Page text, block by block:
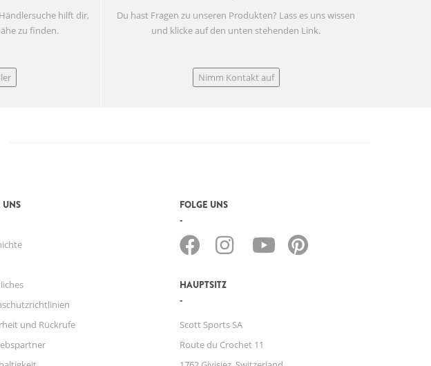
hilft dir,
zu finden.
Du hast Fragen zu unseren Produkten? Lass es uns wissen
und klicke auf den unten stehenden Link.
Nimm Kontakt auf
UNS
und Rückrufe
FOLGE UNS
HAUPTSITZ
Scott Sports SA
Route du Crochet 11